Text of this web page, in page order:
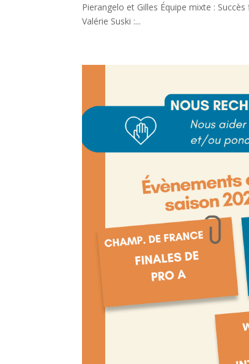
Pierangelo et Gilles Équipe mixte :
Valérie Suski :...